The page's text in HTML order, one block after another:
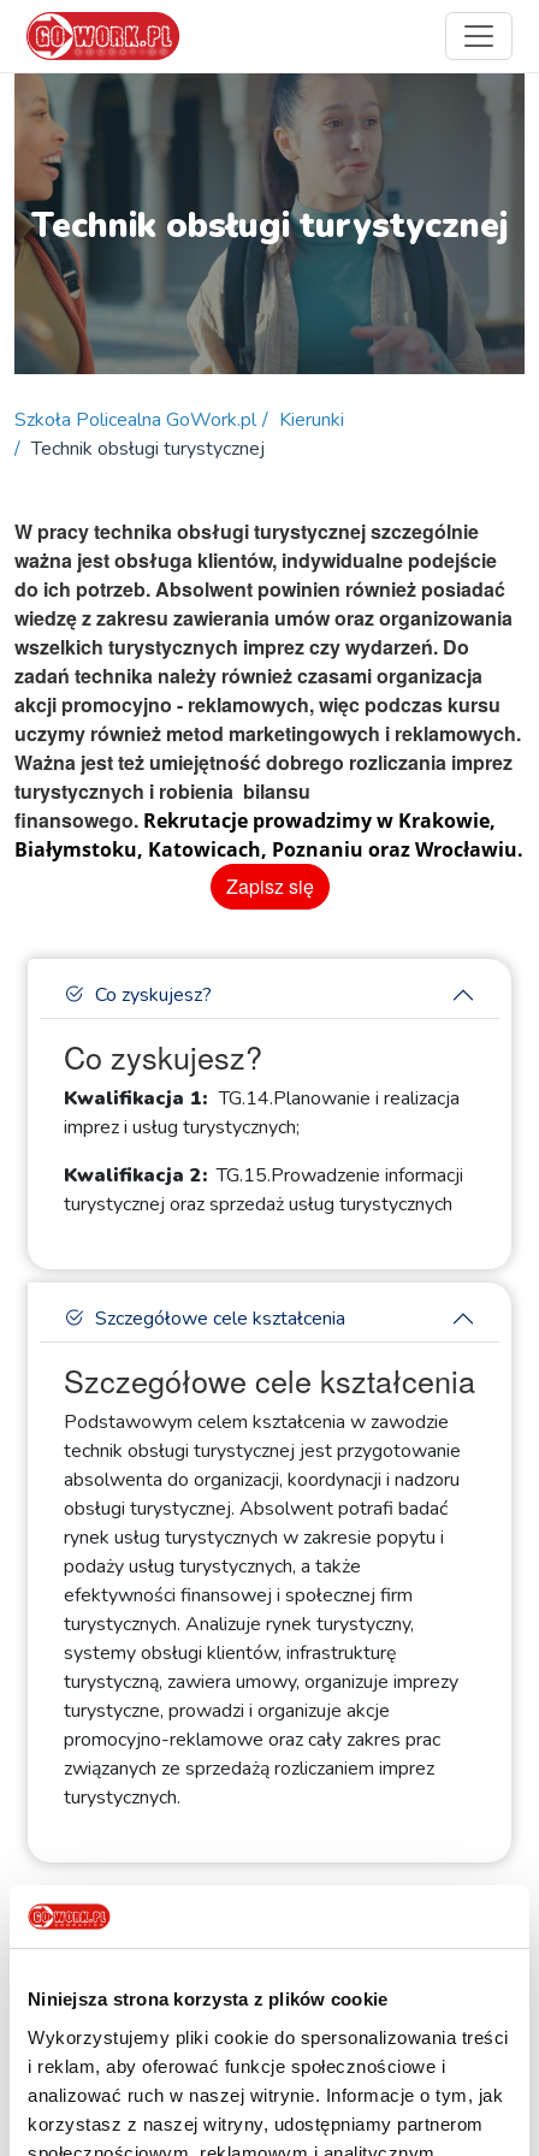
Niniejsza strona korzysta z plików cookie
Wykorzystujemy pliki cookie do spersonalizowania treści
i reklam, aby oferować funkcje społecznościowe i
analizować ruch w naszej witrynie. Informacje o tym, jak
korzystasz z naszej witryny, udostępniamy partnerom
Technik obsługi turystycznej
Szkoła Policealna GoWork.pl
Kierunki
Technik obsługi turystycznej
W pracy technika obsługi turystycznej szczególnie
ważna jest obsługa klientów, indywidualne podejście
do ich potrzeb. Absolwent powinien również posiadać
wiedzę z zakresu zawierania umów oraz organizowania
wszelkich turystycznych imprez czy wydarzeń. Do
zadań technika należy również czasami organizacja
akcji promocyjno - reklamowych, więc podczas kursu
uczymy również metod marketingowych i reklamowych.
Ważna jest też umiejętność dobrego rozliczania imprez
turystycznych i robienia bilansu
finansowego. Rekrutacje prowadzimy w Krakowie,
Białymstoku, Katowicach, Poznaniu oraz Wrocławiu.
Zapisz się
Co zyskujesz?
Co zyskujesz?
Kwalifikacja 1:TG.14.Planowanie i realizacja
imprez i usług turystycznych;
Kwalifikacja 2: TG.15.Prowadzenie informacji
turystycznej oraz sprzedaż usług turystycznych
Szczegółowe cele kształcenia
Szczegółowe cele kształcenia
Podstawowym celem kształcenia w zawodzie
technik obsługi turystycznej jest przygotowanie
absolwenta do organizacji, koordynacji i nadzoru
obsługi turystycznej. Absolwent potrafi badać
rynek usług turystycznych w zakresie popytu i
podaży usług turystycznych, a także
efektywności finansowej i społecznej firm
turystycznych. Analizuje rynek turystyczny,
systemy obsługi klientów, infrastrukturę
turystyczną, zawiera umowy, organizuje imprezy
turystyczne, prowadzi i organizuje akcje
promocyjno-reklamowe oraz cały zakres prac
związanych ze sprzedażą rozliczaniem imprez
turystycznych.
Szkoła policealna dla techników
Rekrutacja do Szkoły Policealnej GoWork.pl prowadzona
jest w Białymstoku, Katowicach, Krakowie, Poznaniu i
Wrocławiu. Do wzięcia udziału w naborze niezbędne będą
następujące dokumenty:
oryginał lub duplikat świadectwa ukończenia szkoły